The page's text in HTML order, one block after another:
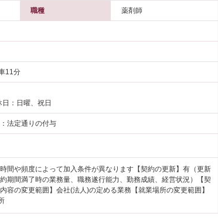
職種 薬剤師
11分
：日曜、祝日
法定通りの付与
間や頻度によって加入条件が異なります【契約の更新】有（更新
期間満了時の業務量、職務遂行能力、勤務成績、経営状況）【契
容の変更範囲】会社(法人)の定める業務【就業場所の変更範囲】